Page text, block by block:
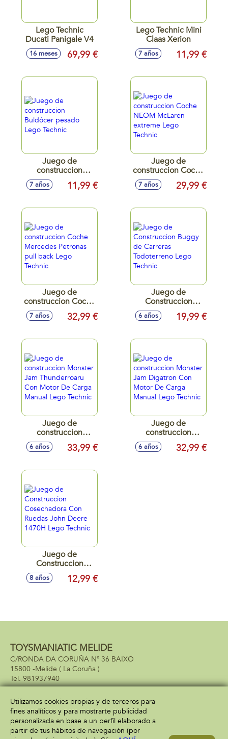
Lego Technic
Ducati Panigale V4
16 meses 69,99 €
Lego Technic Mini
Claas Xerion
7 años 11,99 €
Juego de
construccion
Buldócer pesado
Lego Technic
7 años 11,99 €
Juego de
construccion Coche
NEOM McLaren
extreme Lego
7 años 29,99 €
Juego de
construccion Coche
Mercedes Petronas
pull back Lego
7 años 32,99 €
Juego de
Construccion
Buggy de Carreras
Todoterreno Lego
6 años 19,99 €
Juego de
construccion
Monster Jam
Thunderroaru Con
Manual Lego
6 años 33,99 €
Juego de
construccion
Monster Jam
Digatron Con
6 años 32,99 €
Juego de
Construccion
Cosechadora Con
Ruedas John Deere
8 años 12,99 €
TOYSMANIATIC MELIDE
C/RONDA DA CORUÑA Nº 36 BAIXO
15800 -Melide ( La Coruña )
981937940
Información
Aviso legal
Atención al cliente
Utilizamos cookies propias y de terceros para
fines analíticos y para mostrarte publicidad
personalizada en base a un perfil elaborado a
partir de tus hábitos de navegación (por